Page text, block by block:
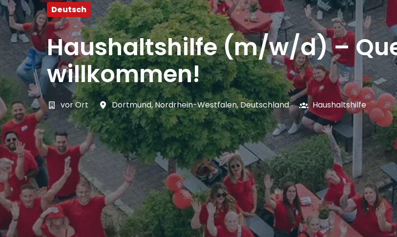
Deutsch
Haushaltshilfe (m/w/d) –
willkommen!
vor Ort Dortmund,Nordrhein-Westfalen,Deutschland Haushaltshilfe